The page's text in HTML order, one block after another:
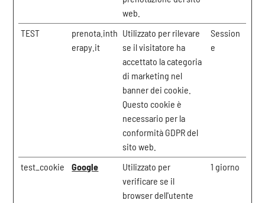
web.
TEST
prenota.inth
erapy.it
Utilizzato per rilevare
se il visitatore ha
accettato la categoria
di marketing nel
banner dei cookie.
Questo cookie è
necessario per la
conformità GDPR del
sito web.
Session
e
test_cookie Google
Utilizzato per
verificare se il
browser dell'utente
1 giorno